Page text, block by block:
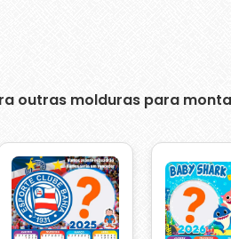
outras molduras para